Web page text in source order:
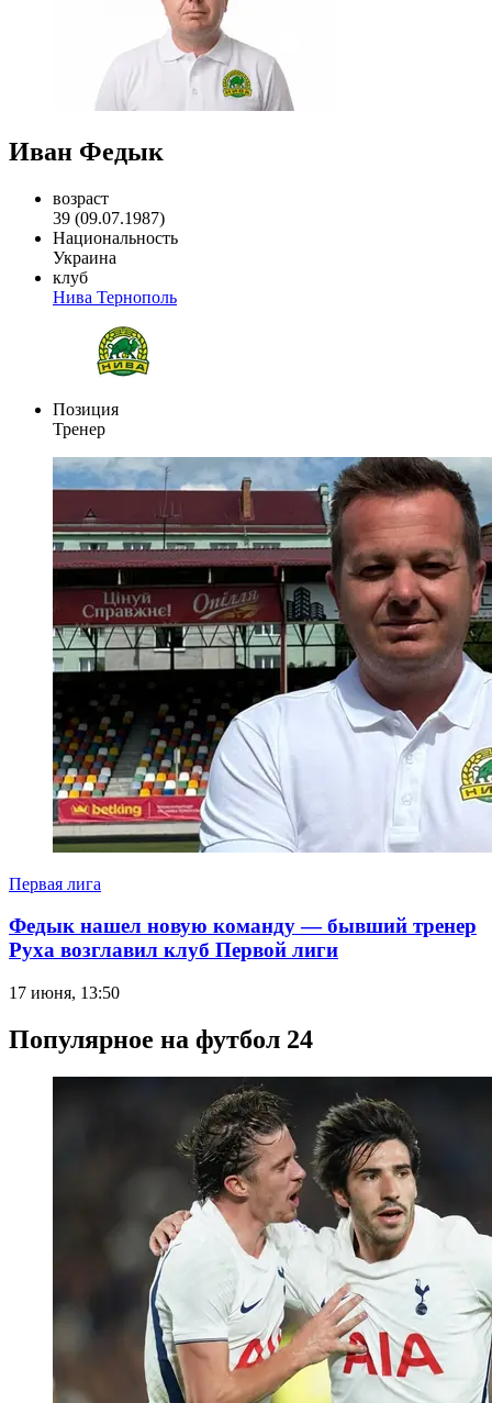
Иван Федык
возраст
39 (09.07.1987)
Национальность
Украина
клуб
Нива Тернополь
Позиция
Тренер
Первая лига
Федык нашел новую команду — бывший тренер
Руха возглавил клуб Первой лиги
17 июня, 13:50
Популярное на футбол 24